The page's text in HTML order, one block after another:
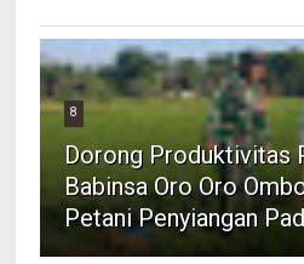
8
Dorong Produktivitas
Babinsa Oro Oro
Petani Penyiangan